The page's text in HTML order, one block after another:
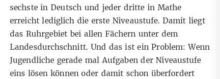
sechste in Deutsch und jeder dritte in Mathe
erreicht lediglich die erste Niveaustufe. Damit liegt
das Ruhrgebiet bei allen Fächern unter dem
Landesdurchschnitt. Und das ist ein Problem: Wenn
Jugendliche gerade mal Aufgaben der Niveaustufe
eins lösen können oder damit schon überfordert